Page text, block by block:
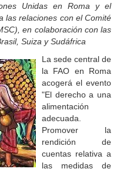
Unidas en Roma y el
las relaciones con el Comité
en colaboración con las
Suiza y Sudáfrica
La sede central de
la FAO en Roma
acogerá el evento
"El derecho a una
alimentación
adecuada.
Promover la
rendición de
cuentas relativa a
las medidas de